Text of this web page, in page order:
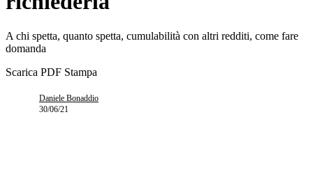
A chi spetta, quanto spetta, cumulabilità con altri redditi, come fare
domanda
Scarica PDF Stampa
Daniele Bonaddio
30/06/21